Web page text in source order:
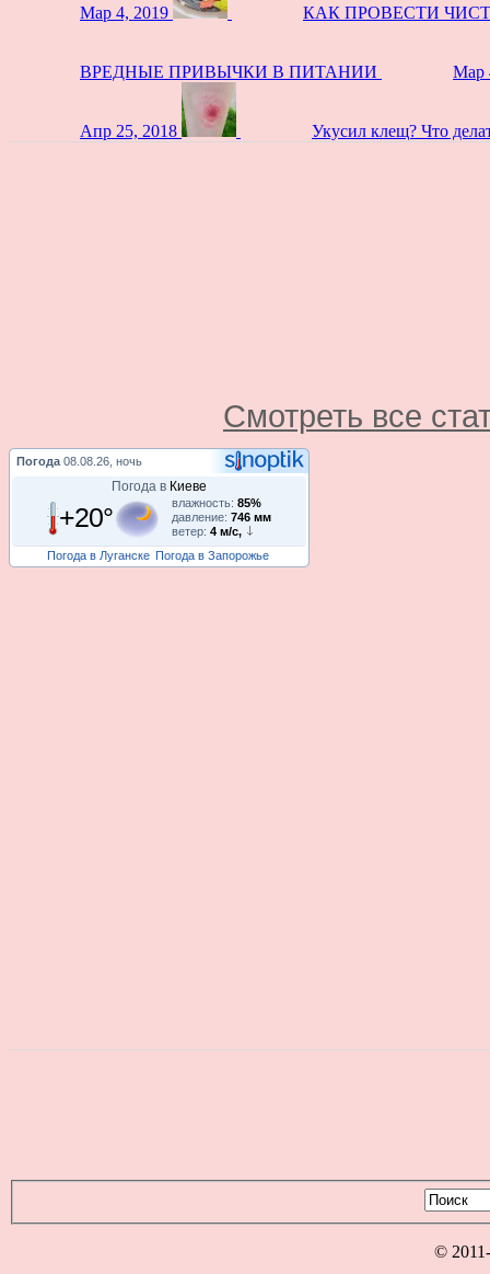
Мар 4, 2019 КАК ПРОВЕСТИ
ВРЕДНЫЕ ПРИВЫЧКИ В ПИТАНИИ Мар
Апр 25, 2018 Укусил клещ? Что
Смотреть все
Погода 08.08.26, ночь
Погода в Киеве
+20° влажность: 85%
давление: 746 мм
ветер: 4 м/с,
Погода в Луганске Погода в Запорожье
©